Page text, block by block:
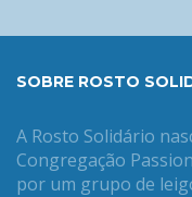
SOBRE ROSTO
A Rosto Solidário
Congregação
por um grupo de